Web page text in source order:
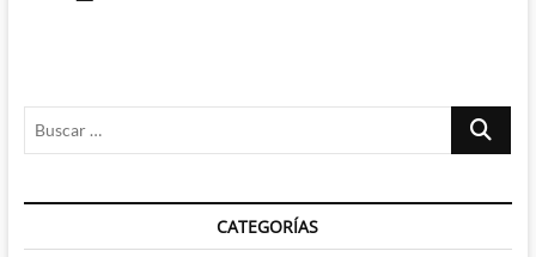
Costa
The
to
Buscar
CATEGORÍAS